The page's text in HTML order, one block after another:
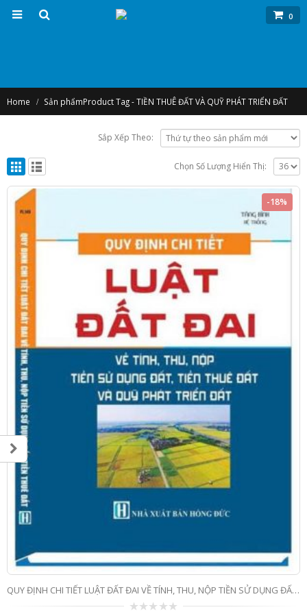
0
Home Sản phẩmProduct Tag -TIỀN THUÊ ĐẤT VÀ QUỸ PHÁT TRIỂN ĐẤT
Sắp Xếp Theo:
Chọn Số Lượng Hiển Thị:
-18%
QUY ĐỊNH CHI TIẾT LUẬT ĐẤT ĐAI VỀ TÍNH, THU, NỘP TIỀN SỬ DỤNG ĐẤT, TIỀN THUÊ ĐẤT VÀ QUỸ PHÁT TRIỂN ĐẤT